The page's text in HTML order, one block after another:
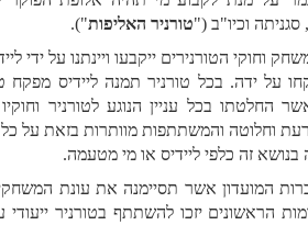
(" טורניר האליפות ").
הוראות המשחק וחוקי הטורנירים ייקבעו ויינתנו על ידי ליידיס וכן
ינוהלו ויפקחו על ידה. בכל טורניר תמנה ליידיס מפקח טורניר
מטעמה אשר החלטתו בכל עניין הנוגע לטורניר וחוקיו תהא
כלפי ליידיס או מי מטעמה.
כמו כן, חברות המועדון אשר תסיימנה את עונת המשחקים בין
100 המקומות הראשונים יזכו להשתתף בטורניר ייעודי עבורם